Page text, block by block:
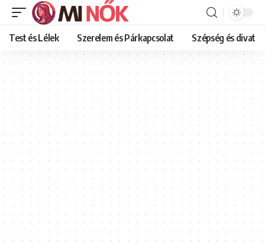
Test és Lélek Szerelem és Párkapcsolat Szépség és divat